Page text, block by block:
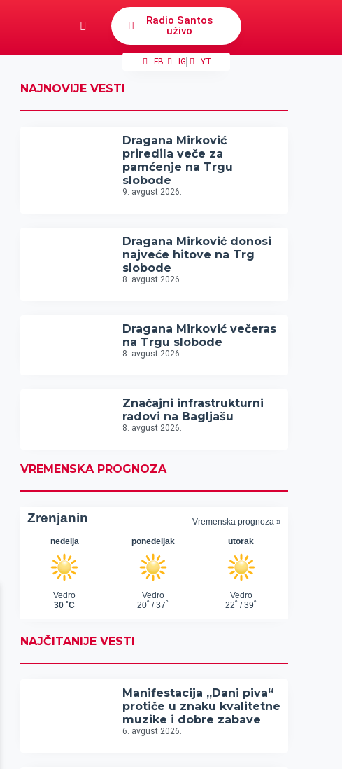
Radio Santos
uživo
FB IG YT
NAJNOVIJE VESTI
Dragana Mirković
priredila veče za
pamćenje na Trgu
slobode
9. avgust 2026.
Dragana Mirković donosi
najveće hitove na Trg
slobode
8. avgust 2026.
Dragana Mirković večeras
na Trgu slobode
8. avgust 2026.
Značajni infrastrukturni
radovi na Bagljašu
8. avgust 2026.
VREMENSKA PROGNOZA
NAJČITANIJE VESTI
Manifestacija „Dani piva“
protiče u znaku kvalitetne
muzike i dobre zabave
6. avgust 2026.